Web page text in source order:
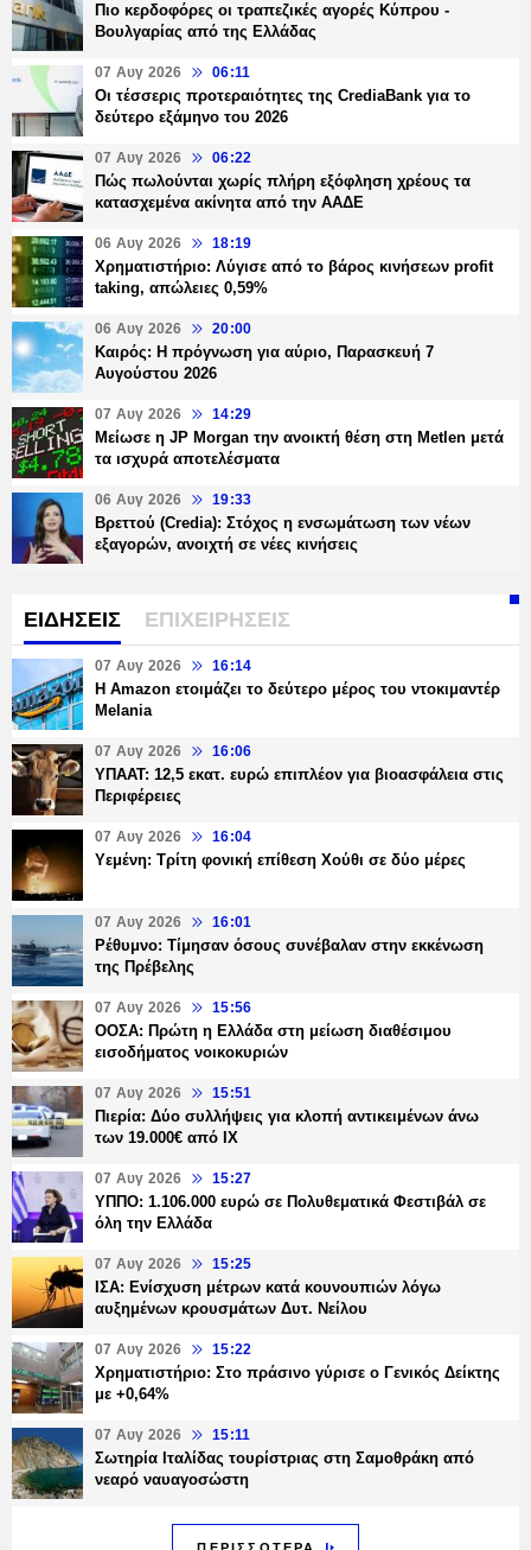
Πιο κερδοφόρες οι τραπεζικές αγορές Κύπρου -
Βουλγαρίας από της Ελλάδας
07 Αυγ 2026 06:11
Οι τέσσερις προτεραιότητες της CrediaBank για το
δεύτερο εξάμηνο του 2026
07 Αυγ 2026 06:22
Πώς πωλούνται χωρίς πλήρη εξόφληση χρέους τα
κατασχεμένα ακίνητα από την ΑΑΔΕ
06 Αυγ 2026 18:19
Χρηματιστήριο: Λύγισε από το βάρος κινήσεων profit
taking, απώλειες 0,59%
06 Αυγ 2026 20:00
Καιρός: Η πρόγνωση για αύριο, Παρασκευή 7
Αυγούστου 2026
07 Αυγ 2026 14:29
Μείωσε η JP Morgan την ανοικτή θέση στη Metlen μετά
τα ισχυρά αποτελέσματα
06 Αυγ 2026 19:33
Βρεττού (Credia): Στόχος η ενσωμάτωση των νέων
εξαγορών, ανοιχτή σε νέες κινήσεις
ΕΙΔΗΣΕΙΣ ΕΠΙΧΕΙΡΗΣΕΙΣ
07 Αυγ 2026 16:14
Η Amazon ετοιμάζει το δεύτερο μέρος του ντοκιμαντέρ
Melania
07 Αυγ 2026 16:06
ΥΠΑΑΤ: 12,5 εκατ. ευρώ επιπλέον για βιοασφάλεια στις
Περιφέρειες
07 Αυγ 2026 16:04
Υεμένη: Τρίτη φονική επίθεση Χούθι σε δύο μέρες
07 Αυγ 2026 16:01
Ρέθυμνο: Τίμησαν όσους συνέβαλαν στην εκκένωση
της Πρέβελης
07 Αυγ 2026 15:56
ΟΟΣΑ: Πρώτη η Ελλάδα στη μείωση διαθέσιμου
εισοδήματος νοικοκυριών
07 Αυγ 2026 15:51
Πιερία: Δύο συλλήψεις για κλοπή αντικειμένων άνω
των 19.000€ από ΙΧ
07 Αυγ 2026 15:27
ΥΠΠΟ: 1.106.000 ευρώ σε Πολυθεματικά Φεστιβάλ σε
όλη την Ελλάδα
07 Αυγ 2026 15:25
ΙΣΑ: Ενίσχυση μέτρων κατά κουνουπιών λόγω
αυξημένων κρουσμάτων Δυτ. Νείλου
07 Αυγ 2026 15:22
Χρηματιστήριο: Στο πράσινο γύρισε ο Γενικός Δείκτης
με +0,64%
07 Αυγ 2026 15:11
Σωτηρία Ιταλίδας τουρίστριας στη Σαμοθράκη από
νεαρό ναυαγοσώστη